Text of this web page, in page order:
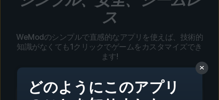
ス
WeModのシンプルで直感的なアプリを使えば、技術的
知識がなくても1クリックでゲームをカスタマイズでき
ます!
どのようにこのアプリ